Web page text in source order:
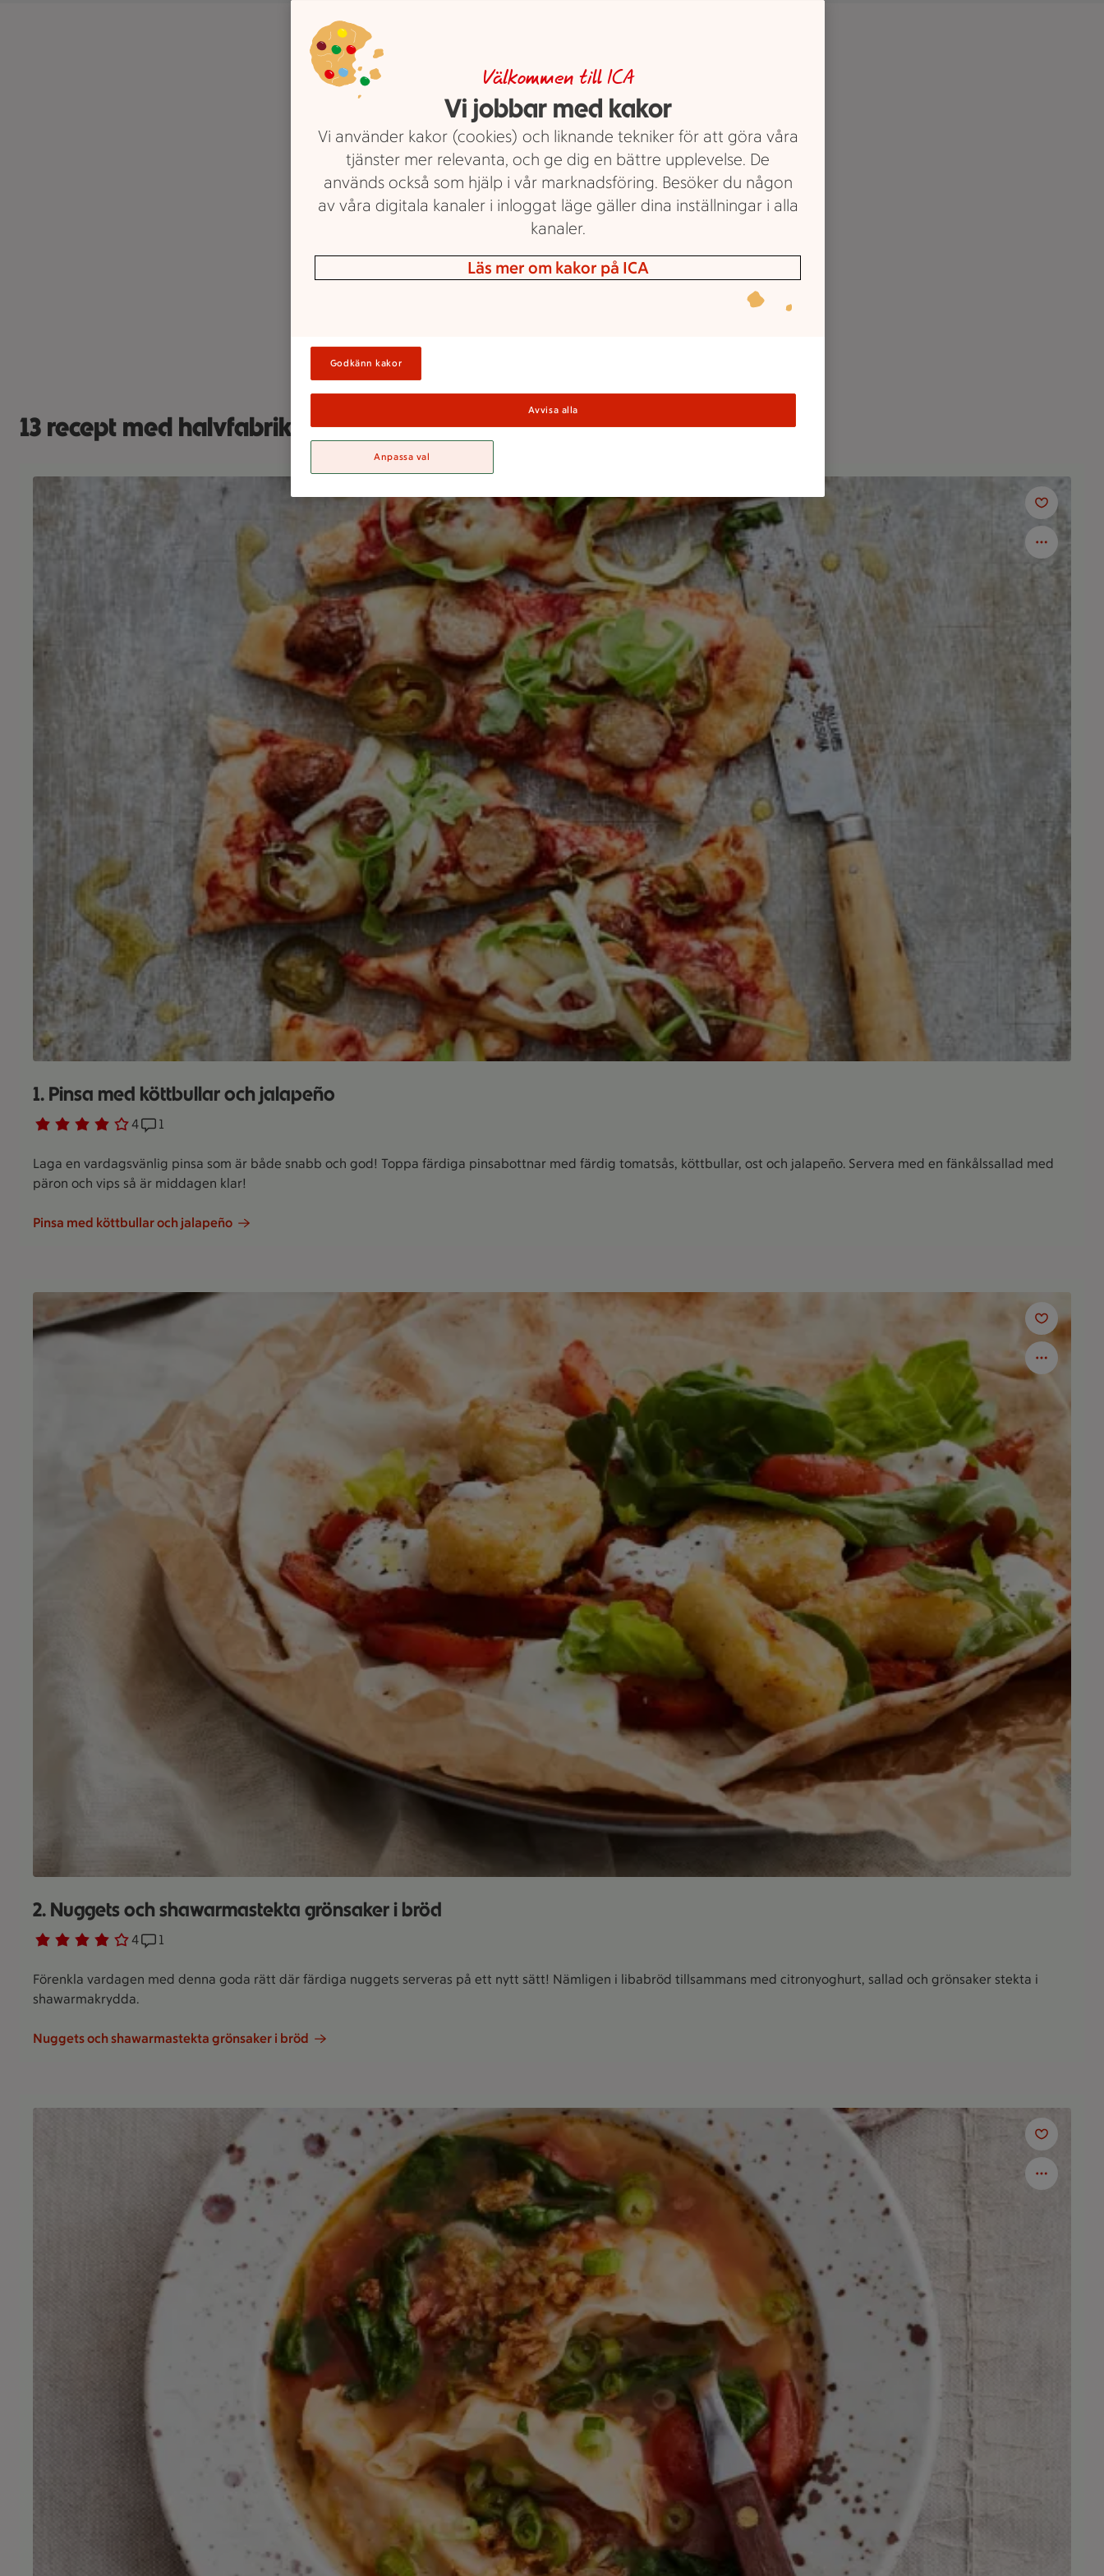
halvfabrikat
Laga mat från grunden i all ära,
men halvfabrikat behöver inte vara
så dumt! Här tipsar vi om enkla och
goda vardagsrätter till alla som vill
ta enkla genvägar till godare
vardagsmat.
Ont om tid? Se recept påsnabb
och nyttig mat.
13 recept med halvfabrikat
1. Pinsa med köttbullar och jalapeño
Betyg 3.8 av 5. 4
4 personer har röstatReceptet har 1 kommentarer
1
Laga en vardagsvänlig pinsa som är både snabb och god! Toppa färdiga pinsabottnar med färdig tomatsås, köttbullar, ost och jalapeño. Servera med en fänkålssallad med
päron och vips så är middagen klar!
Pinsa med köttbullar och jalapeño
2. Nuggets och shawarmastekta grönsaker i bröd
Betyg 4 av 5. 4
4 personer har röstatReceptet har 1 kommentarer
1
Förenkla vardagen med denna goda rätt där färdiga nuggets serveras på ett nytt sätt! Nämligen i libabröd tillsammans med citronyoghurt, sallad och grönsaker stekta i
shawarmakrydda.
Nuggets och shawarmastekta grönsaker i bröd
Välkommen till ICA
Vi jobbar med kakor
Vi använder kakor (cookies) och liknande tekniker för att göra våra
tjänster mer relevanta, och ge dig en bättre upplevelse. De
används också som hjälp i vår marknadsföring. Besöker du någon
av våra digitala kanaler i inloggat läge gäller dina inställningar i alla
kanaler.
Läs mer om kakor på ICA
Godkänn kakor
Avvisa alla
Anpassa val